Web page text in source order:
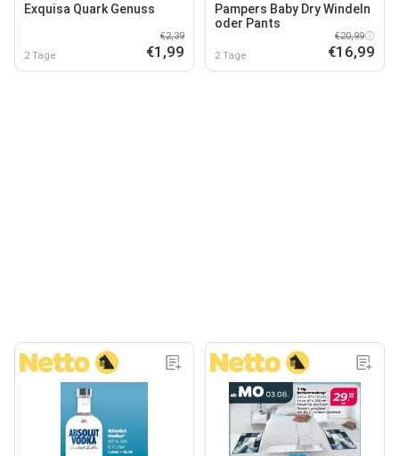
Exquisa Quark Genuss
2 Tage
€2,39
€1,99
Pampers Baby Dry Windeln
oder Pants
2 Tage
€20,99
€16,99